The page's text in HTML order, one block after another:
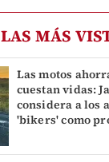
LAS MÁS
Las motos
cuestan vidas:
considera a los
'bikers' como